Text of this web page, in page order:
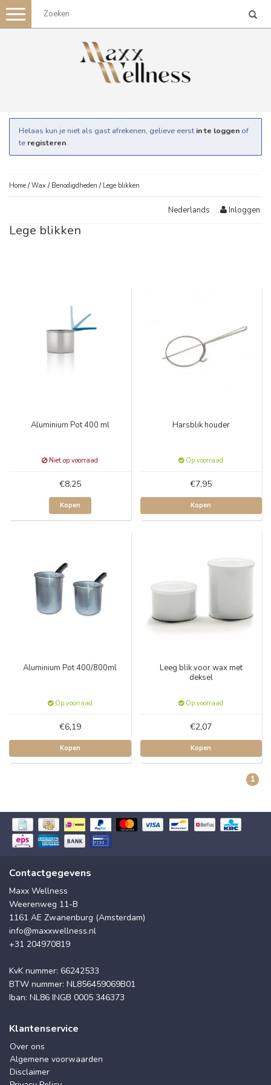
Toggle
navigation
Helaas kun je niet als gast afrekenen, gelieve eerst in te loggen of
te registeren.
Home /Wax / Benodigdheden / Lege blikken
Nederlands Inloggen
Lege blikken
Aluminium Pot 400 ml
Niet op voorraad
€8,25
Kopen
Harsblik houder
Op voorraad
€7,95
Kopen
Aluminium Pot 400/800ml
Op voorraad
€6,19
Kopen
Leeg blik voor wax met
deksel
Op voorraad
€2,07
Kopen
1
Contactgegevens
Maxx Wellness
Weerenweg 11-B
1161 AE Zwanenburg (Amsterdam)
info@maxxwellness.nl
+31 204970819
KvK nummer: 66242533
BTW nummer: NL856459069B01
Iban: NL86 INGB 0005 346373
Klantenservice
Over ons
Algemene voorwaarden
Disclaimer